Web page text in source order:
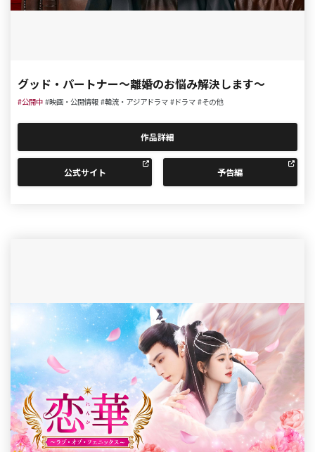
グッド・パートナー～離婚のお悩み解決します～
#公開中 #映画・公開情報 #韓流・アジアドラマ #ドラマ #その他
作品詳細
公式サイト 予告編